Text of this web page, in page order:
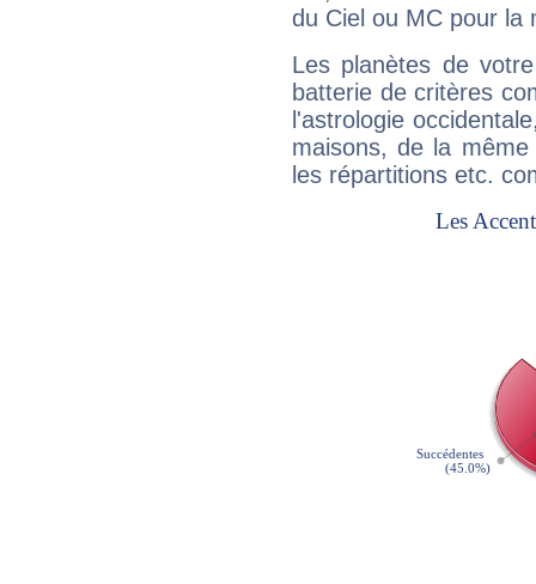
du Ciel ou MC pour la
Les planètes de
batterie de critères
l'astrologie
maisons, de la
les répartitions etc.